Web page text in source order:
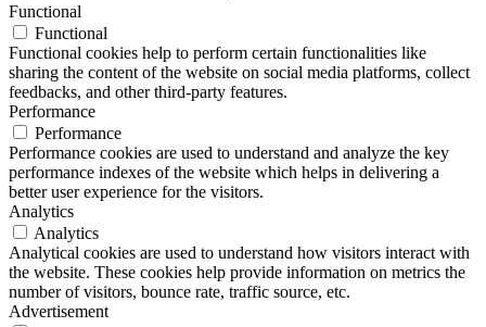
Functional
Functional
Functional cookies help to perform certain functionalities like
sharing the content of the website on social media platforms, collect
feedbacks, and other third-party features.
Performance
Performance
Performance cookies are used to understand and analyze the key
performance indexes of the website which helps in delivering a
better user experience for the visitors.
Analytics
Analytics
Analytical cookies are used to understand how visitors interact with
the website. These cookies help provide information on metrics the
number of visitors, bounce rate, traffic source, etc.
Advertisement